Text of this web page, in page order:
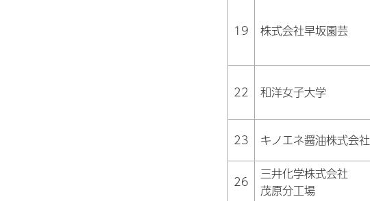
19 株式会社早坂園芸
22 和洋女子大学
23 キノエネ醤油株式会社
26
三井化学株式会社
茂原分工場